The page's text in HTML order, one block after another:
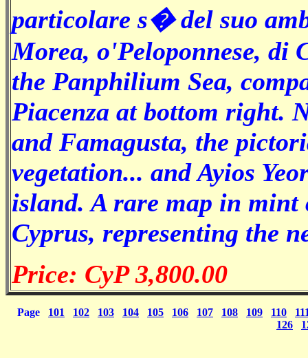
particolare s� del suo
Morea, o'Peloponnese, di
the Panphilium Sea,
Piacenza at bottom right.
and Famagusta, the
vegetation... and Ayios
island. A rare map in
Cyprus, representing the
Price: CyP 3,800.00
Page 101 102 103 104 105 106 107 108 109 110
126